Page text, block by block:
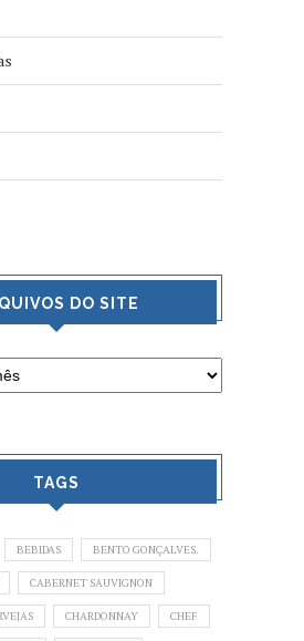
DO SITE
TAGS
BEBIDAS BENTO GONÇALVES.
CABERNET SAUVIGNON
CHARDONNAY CHEF